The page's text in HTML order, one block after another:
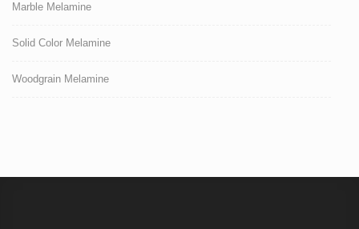
Marble Melamine
Solid Color Melamine
Woodgrain Melamine